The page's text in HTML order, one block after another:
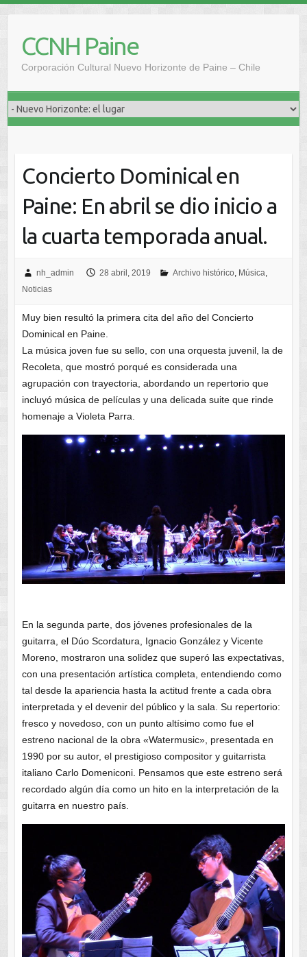
contenidoCCNH Paine
Corporación Cultural Nuevo Horizonte de Paine – Chile
Concierto Dominical en
Paine: En abril se dio inicio a
la cuarta temporada anual.
nh_admin 28 abril, 2019 Archivo histórico, Música,
Noticias
Muy bien resultó la primera cita del año del Concierto
Dominical en Paine.
La música joven fue su sello, con una orquesta juvenil, la de
Recoleta, que mostró porqué es considerada una
agrupación con trayectoria, abordando un repertorio que
incluyó música de películas y una delicada suite que rinde
homenaje a Violeta Parra.
En la segunda parte, dos jóvenes profesionales de la
guitarra, el Dúo Scordatura, Ignacio González y Vicente
Moreno, mostraron una solidez que superó las expectativas,
con una presentación artística completa, entendiendo como
tal desde la apariencia hasta la actitud frente a cada obra
interpretada y el devenir del público y la sala. Su repertorio:
fresco y novedoso, con un punto altísimo como fue el
estreno nacional de la obra «Watermusic», presentada en
1990 por su autor, el prestigioso compositor y guitarrista
italiano Carlo Domeniconi. Pensamos que este estreno será
recordado algún día como un hito en la interpretación de la
guitarra en nuestro país.